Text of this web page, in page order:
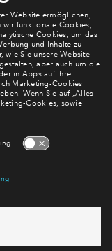
Neuigkeiten
– mit unserem
wir Sie
Klicken Sie hier
gerne an (+49 69